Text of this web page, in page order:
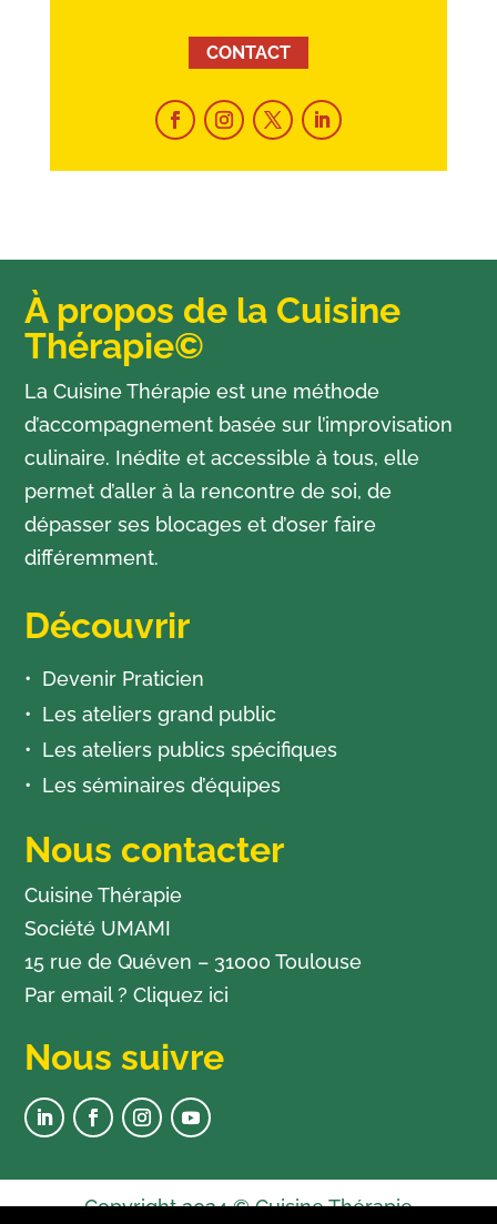
CONTACT
À propos de la Cuisine
Thérapie©
La Cuisine Thérapie est une méthode
d’accompagnement basée sur l’improvisation
culinaire. Inédite et accessible à tous, elle
permet d’aller à la rencontre de soi, de
dépasser ses blocages et d’oser faire
différemment.
Découvrir
Devenir Praticien
Les ateliers grand public
Les ateliers publics spécifiques
Les séminaires d’équipes
Nous contacter
Cuisine Thérapie
Société UMAMI
15 rue de Quéven – 31000 Toulouse
Par email ?Cliquez ici
Nous suivre
Copyright 2024 © Cuisine Thérapie